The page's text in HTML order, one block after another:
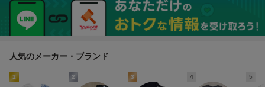
トン VINTAGE 無地 正規
品 古着
フ 藤原ヒロシ アンダ
ーカバー made in USA
人気のメーカー・ブランド
1 2 3 4 5